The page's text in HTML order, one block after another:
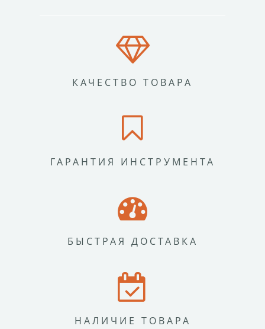
КАЧЕСТВО ТОВАРА
ГАРАНТИЯ ИНСТРУМЕНТА
БЫСТРАЯ ДОСТАВКА
НАЛИЧИЕ ТОВАРА